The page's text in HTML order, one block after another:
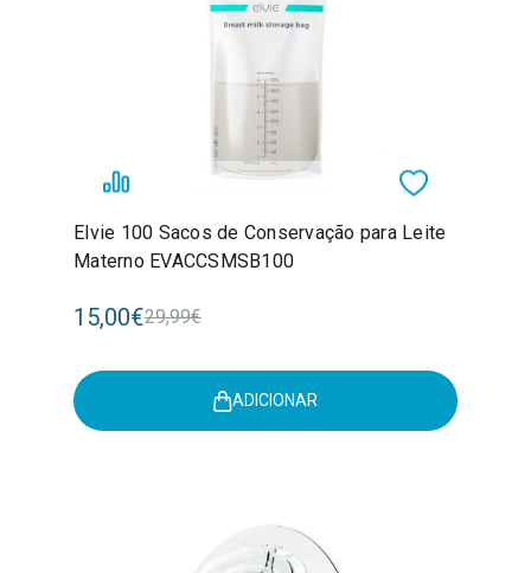
Elvie 100 Sacos de Conservação para Leite
Materno EVACCSMSB100
15,00€29,99€
ADICIONAR